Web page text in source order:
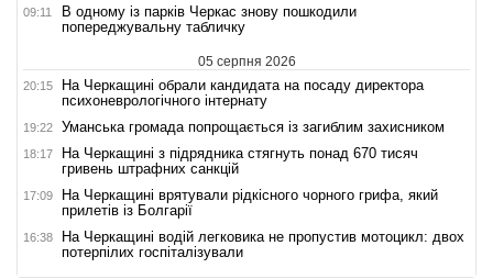
09:11
В одному із парків Черкас знову пошкодили
попереджувальну табличку
05 серпня 2026
20:15
На Черкащині обрали кандидата на посаду директора
психоневрологічного інтернату
19:22 Уманська громада попрощається із загиблим захисником
18:17
На Черкащині з підрядника стягнуть понад 670 тисяч
гривень штрафних санкцій
17:09
На Черкащині врятували рідкісного чорного грифа, який
прилетів із Болгарії
16:38
На Черкащині водій легковика не пропустив мотоцикл: двох
потерпілих госпіталізували